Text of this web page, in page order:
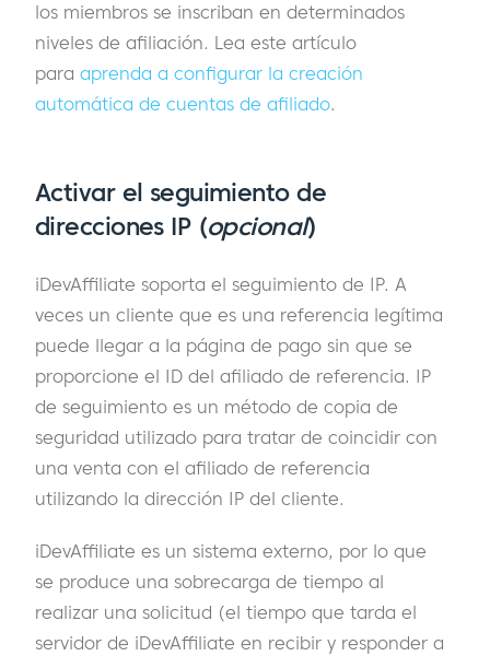
los miembros se inscriban en determinados
niveles de afiliación. Lea este artículo
para aprenda a configurar la creación
automática de cuentas de afiliado.
Activar el seguimiento de
direcciones IP (opcional)
iDevAffiliate soporta el seguimiento de IP. A
veces un cliente que es una referencia legítima
puede llegar a la página de pago sin que se
proporcione el ID del afiliado de referencia. IP
de seguimiento es un método de copia de
seguridad utilizado para tratar de coincidir con
una venta con el afiliado de referencia
utilizando la dirección IP del cliente.
iDevAffiliate es un sistema externo, por lo que
se produce una sobrecarga de tiempo al
realizar una solicitud (el tiempo que tarda el
servidor de iDevAffiliate en recibir y responder a